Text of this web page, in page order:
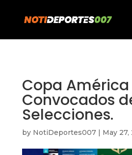
Copa América
Convocados
Selecciones.
by NotiDeportes007| May 27,